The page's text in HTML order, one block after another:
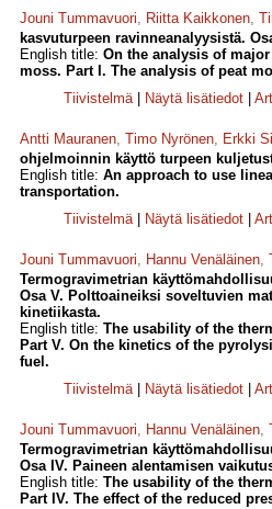
Jouni Tummavuori, Riitta Kaikkonen,
kasvuturpeen ravinneanalyysistä.
English title: On the analysis of
moss. Part I. The analysis of peat
Tiivistelmä| Näytä lisätiedot
Antti Mauranen, Timo Nyrönen, Erkki
ohjelmoinnin käyttö turpeen
English title: An approach to use
transportation.
Tiivistelmä| Näytä lisätiedot
Jouni Tummavuori, Hannu Venäläinen,
Termogravimetrian
Osa V. Polttoaineiksi soveltuvien
kinetiikasta.
English title: The usability of the
Part V. On the kinetics of the
fuel.
Tiivistelmä| Näytä lisätiedot
Jouni Tummavuori, Hannu Venäläinen,
Termogravimetrian
Osa IV. Paineen alentamisen
English title: The usability of the
Part IV. The effect of the reduced